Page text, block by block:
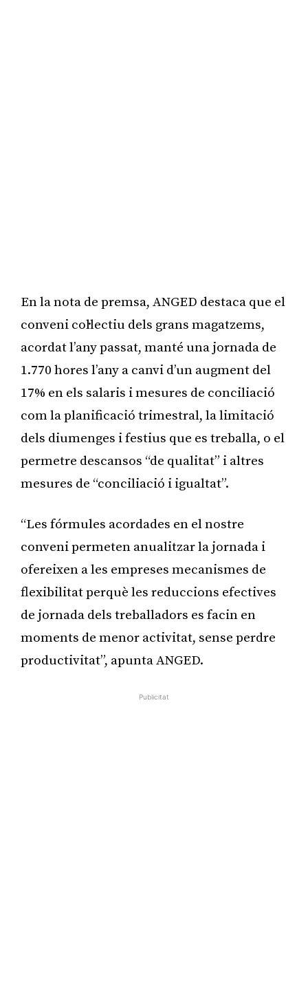
En la nota de premsa, ANGED destaca que el
conveni col·lectiu dels grans magatzems,
acordat l’any passat, manté una jornada de
1.770 hores l’any a canvi d’un augment del
17% en els salaris i mesures de conciliació
com la planificació trimestral, la limitació
dels diumenges i festius que es treballa, o el
permetre descansos “de qualitat” i altres
mesures de “conciliació i igualtat”.
“Les fórmules acordades en el nostre
conveni permeten anualitzar la jornada i
ofereixen a les empreses mecanismes de
flexibilitat perquè les reduccions efectives
de jornada dels treballadors es facin en
moments de menor activitat, sense perdre
productivitat”, apunta ANGED.
Publicitat